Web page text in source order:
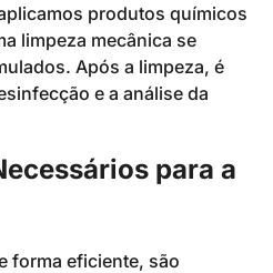
produtos químicos
limpeza mecânica se
Após a limpeza, é
e a análise da
para a
forma eficiente, são